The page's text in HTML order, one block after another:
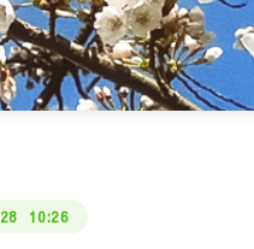
28 10:26